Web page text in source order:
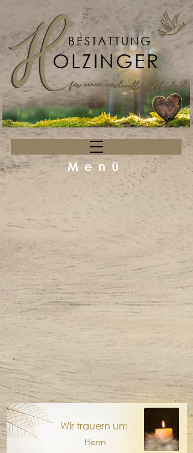
Menü
BESTATTUNG
OLZINGER
Wir trauern um
Herrn